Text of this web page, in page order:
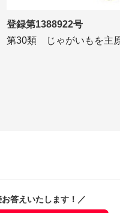
登録第1388922号
第30類 じゃがいもを主
答えいたします！／